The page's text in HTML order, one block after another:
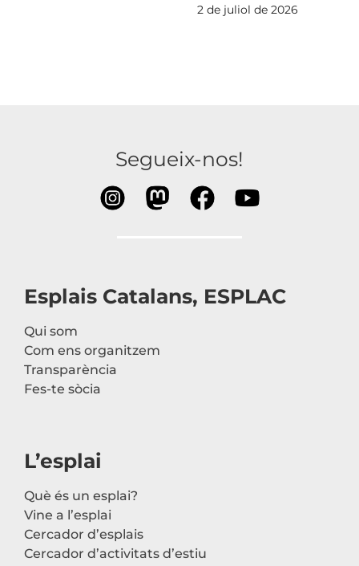
2 de juliol de 2026
Segueix-nos!
Esplais Catalans, ESPLAC
Qui som
Com ens organitzem
Transparència
Fes-te sòcia
L’esplai
Què és un esplai?
Vine a l’esplai
Cercador d’esplais
Cercador d’activitats d’estiu